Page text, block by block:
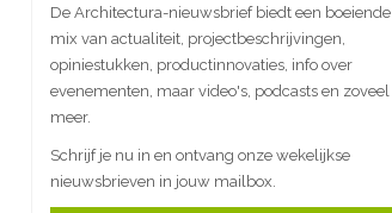
De Architectura-nieuwsbrief biedt een boeiende
mix van actualiteit, projectbeschrijvingen,
opiniestukken, productinnovaties, info over
evenementen, maar video's, podcasts en zoveel
meer.
Schrijf je nu in en ontvang onze wekelijkse
nieuwsbrieven in jouw mailbox.